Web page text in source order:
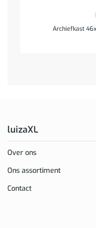
Archiefkast
luizaXL
Over ons
Ons assortiment
Contact